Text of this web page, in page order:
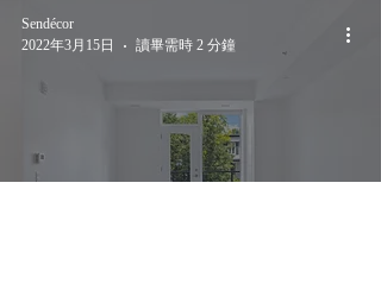
Sendécor
2022年3月15日
讀畢需時 2 分鐘